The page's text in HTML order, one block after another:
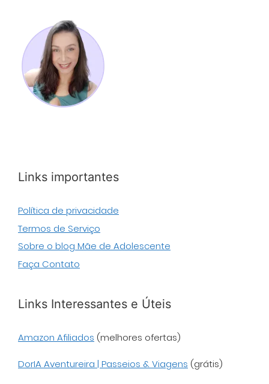
Links importantes
Política de privacidade
Termos de Serviço
Sobre o blog Mãe de Adolescente
Faça Contato
Links Interessantes e Úteis
Amazon Afiliados (melhores ofertas)
DorIA Aventureira | Passeios & Viagens (grátis)